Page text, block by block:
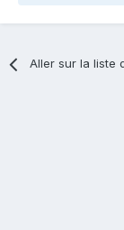
Aller sur la liste